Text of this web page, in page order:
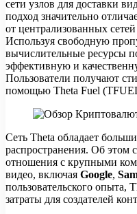
сети узлов для доставки
подход значительно
от централизованных
Используя свободную
вычислительные ресурсы
эффективную и
Пользователи получают
помощью Theta Fuel
Сеть Theta обладает
распространения. Об этом
отношения с крупными
видео, включая Google,
пользовательского опыта,
затраты для создателей